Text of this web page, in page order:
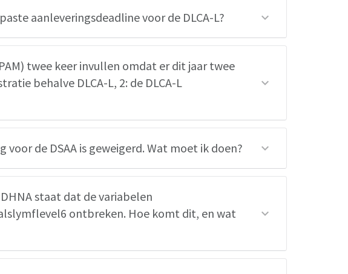
aanleveringsdeadline voor de DLCA-L?
twee keer invullen omdat er dit jaar twee
behalve DLCA-L, 2: de DLCA-L
de DSAA is geweigerd. Wat moet ik doen?
staat dat de variabelen
ontbreken. Hoe komt dit, en wat